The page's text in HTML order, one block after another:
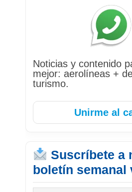
Noticias y contenido
mejor: aerolíneas +
turismo.
Unirme al
Suscríbete a
boletín semanal